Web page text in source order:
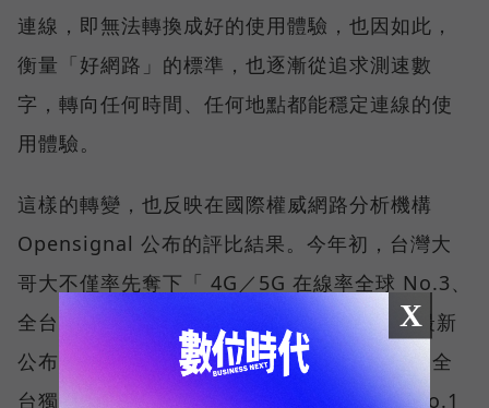
連線，即無法轉換成好的使用體驗，也因如此，
衡量「好網路」的標準，也逐漸從追求測速數
字，轉向任何時間、任何地點都能穩定連線的使
用體驗。
這樣的轉變，也反映在國際權威網路分析機構
Opensignal 公布的評比結果。今年初，台灣大
哥大不僅率先奪下「 4G／5G 在線率全球 No.3、
全台 No.1 」國際級榮譽，在 Opensignal 最新
公布的台灣行動網路體驗報告中，更一舉斬獲全
台獨有的「可靠性體驗」與「品質一致性」No.1
X